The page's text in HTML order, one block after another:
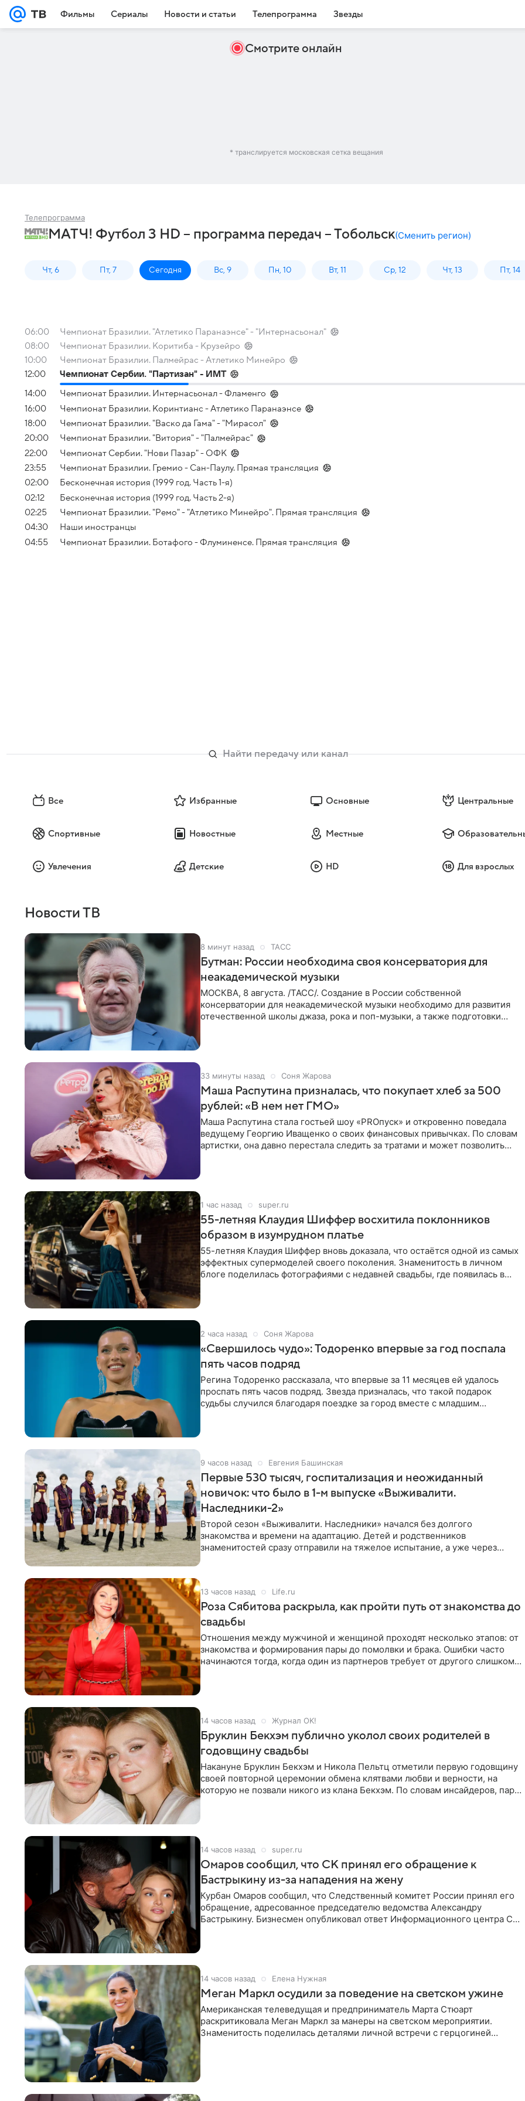
Фильмы Сериалы Новости и статьи Телепрограмма Звезды
Смотрите онлайн
* транслируется московская сетка вещания
Телепрограмма
МАТЧ! Футбол 3 HD – программа передач – Тобольск(Сменить регион)
Чт, 6 Пт, 7 Сегодня Вс, 9 Пн, 10 Вт, 11 Ср, 12 Чт, 13 Пт, 14
06:00
Чемпионат Бразилии. "Атлетико Паранаэнсе" - "Интернасьонал"
08:00
Чемпионат Бразилии. Коритиба - Крузейро
10:00
Чемпионат Бразилии. Палмейрас - Атлетико Минейро
12:00
Чемпионат Сербии. "Партизан" - ИМТ
14:00
Чемпионат Бразилии. Интернасьонал - Фламенго
16:00
Чемпионат Бразилии. Коринтианс - Атлетико Паранаэнсе
18:00
Чемпионат Бразилии. "Васко да Гама" - "Мирасол"
20:00
Чемпионат Бразилии. "Витория" - "Палмейрас"
22:00
Чемпионат Сербии. "Нови Пазар" - ОФК
23:55
Чемпионат Бразилии. Гремио - Сан-Паулу. Прямая трансляция
02:00
Бесконечная история (1999 год. Часть 1-я)
02:12
Бесконечная история (1999 год. Часть 2-я)
02:25
Чемпионат Бразилии. "Ремо" - "Атлетико Минейро". Прямая трансляция
04:30
Наши иностранцы
04:55
Чемпионат Бразилии. Ботафого - Флуминенсе. Прямая трансляция
Все Избранные Основные Центральные
Спортивные Новостные Местные
Увлечения Детские HD Для взрослых
Новости ТВ
8 минут назад ТАСС
Бутман: России необходима своя консерватория для
неакадемической музыки
МОСКВА, 8 августа. /ТАСС/. Создание в России собственной
консерватории для неакадемической музыки необходимо для развития
отечественной школы джаза, рока и поп-музыки, а также подготовки
33 минуты назад Соня Жарова
Маша Распутина призналась, что покупает хлеб за 500
рублей: «В нем нет ГМО»
Маша Распутина стала гостьей шоу «PROпуск» и откровенно поведала
ведущему Георгию Иващенко о своих финансовых привычках. По словам
артистки, она давно перестала следить за тратами и может позволить
1 час назад super.ru
55-летняя Клаудия Шиффер восхитила поклонников
образом в изумрудном платье
55-летняя Клаудия Шиффер вновь доказала, что остаётся одной из самых
эффектных супермоделей своего поколения. Знаменитость в личном
блоге поделилась фотографиями с недавней свадьбы, где появилась в
2 часа назад Соня Жарова
«Свершилось чудо»: Тодоренко впервые за год поспала
пять часов подряд
Регина Тодоренко рассказала, что впервые за 11 месяцев ей удалось
проспать пять часов подряд. Звезда призналась, что такой подарок
судьбы случился благодаря поездке за город вместе с младшим
9 часов назад Евгения Башинская
Первые 530 тысяч, госпитализация и неожиданный
новичок: что было в 1-м выпуске «Выживалити.
Наследники-2»
Второй сезон «Выживалити. Наследники» начался без долгого
знакомства и времени на адаптацию. Детей и родственников
знаменитостей сразу отправили на тяжелое испытание, а уже через
13 часов назад Life.ru
Роза Сябитова раскрыла, как пройти путь от знакомства до
свадьбы
Отношения между мужчиной и женщиной проходят несколько этапов: от
знакомства и формирования пары до помолвки и брака. Ошибки часто
начинаются тогда, когда один из партнеров требует от другого слишком
14 часов назад Журнал OK!
Бруклин Бекхэм публично уколол своих родителей в
годовщину свадьбы
Накануне Бруклин Бекхэм и Никола Пельтц отметили первую годовщину
своей повторной церемонии обмена клятвами любви и верности, на
которую не позвали никого из клана Бекхэм. По словам инсайдеров, пара
14 часов назад super.ru
Омаров сообщил, что СК принял его обращение к
Бастрыкину из-за нападения на жену
Курбан Омаров сообщил, что Следственный комитет России принял его
обращение, адресованное председателю ведомства Александру
Бастрыкину. Бизнесмен опубликовал ответ Информационного центра СК
14 часов назад Елена Нужная
Меган Маркл осудили за поведение на светском ужине
Американская телеведущая и предприниматель Марта Стюарт
раскритиковала Меган Маркл за манеры на светском мероприятии.
Знаменитость поделилась деталями личной встречи с герцогиней